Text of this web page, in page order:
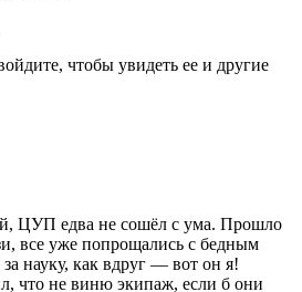
чтобы увидеть ее и другие
ЦУП едва не сошёл с ума. Прошло
все уже попрощались с бедным
науку, как вдруг — вот он я!
что не виню экипаж, если б они